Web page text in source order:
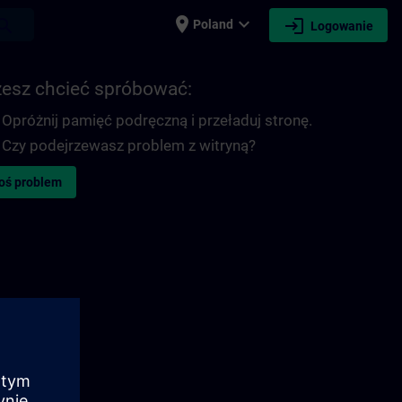
place Poland expand_more login Logowanie
chcieć spróbować:
Opróżnij pamięć podręczną i przeładuj stronę.
Czy podejrzewasz problem z witryną?
problem